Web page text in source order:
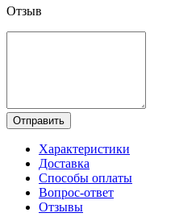
Отзыв
Отправить
Характеристики
Доставка
Способы оплаты
Вопрос-ответ
Отзывы